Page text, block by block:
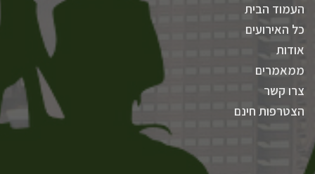
העמוד הבית
כל האירועים
אודות
ממאמרים
צרו קשר
הצטרפות חינם